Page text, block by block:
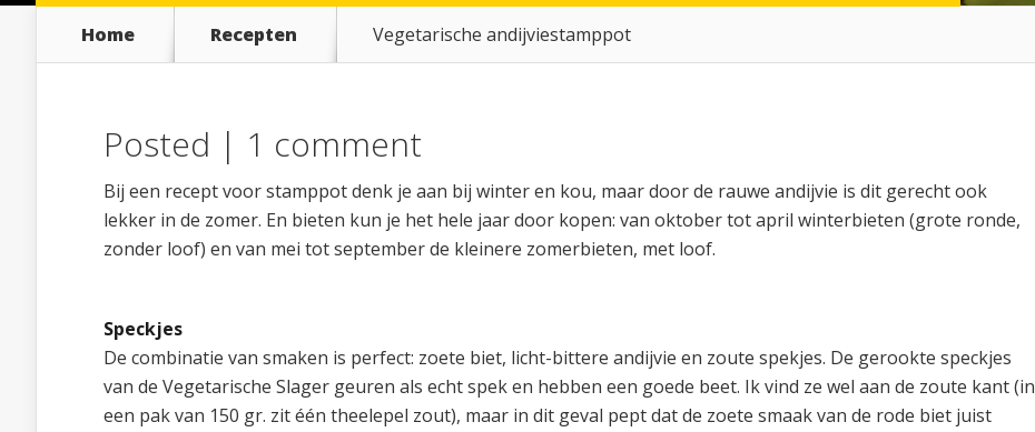
Home Recepten Vegetarische andijviestamppot
Posted | 1 comment
Bij een recept voor stamppot denk je aan bij winter en kou, maar door de rauwe andijvie is dit gerecht ook
lekker in de zomer. En bieten kun je het hele jaar door kopen: van oktober tot april winterbieten (grote ronde,
zonder loof) en van mei tot september de kleinere zomerbieten, met loof.
Speckjes
De combinatie van smaken is perfect: zoete biet, licht-bittere andijvie en zoute spekjes. De gerookte speckjes
van de Vegetarische Slager geuren als echt spek en hebben een goede beet. Ik vind ze wel aan de zoute kant (in
een pak van 150 gr. zit één theelepel zout), maar in dit geval pept dat de zoete smaak van de rode biet juist